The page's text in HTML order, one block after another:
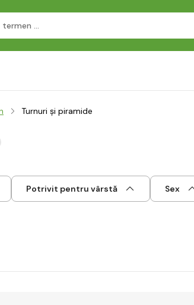
Turnuri și piramide
Potrivit pentru vârstă Sex